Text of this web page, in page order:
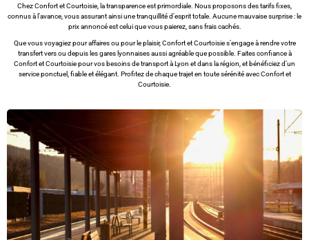
Chez Confort et Courtoisie, la transparence est primordiale. Nous proposons des tarifs fixes,
connus à l’avance, vous assurant ainsi une tranquillité d’esprit totale. Aucune mauvaise surprise : le
prix annoncé est celui que vous paierez, sans frais cachés.
Que vous voyagiez pour affaires ou pour le plaisir, Confort et Courtoisie s’engage à rendre votre
transfert vers ou depuis les gares lyonnaises aussi agréable que possible. Faites confiance à
Confort et Courtoisie pour vos besoins de transport à Lyon et dans la région, et bénéficiez d’un
service ponctuel, fiable et élégant. Profitez de chaque trajet en toute sérénité avec Confort et
Courtoisie.